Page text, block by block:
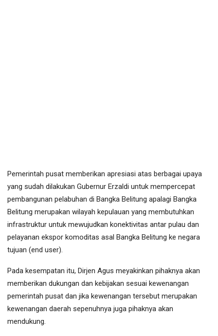
Pemerintah pusat memberikan apresiasi atas berbagai upaya
yang sudah dilakukan Gubernur Erzaldi untuk mempercepat
pembangunan pelabuhan di Bangka Belitung apalagi Bangka
Belitung merupakan wilayah kepulauan yang membutuhkan
infrastruktur untuk mewujudkan konektivitas antar pulau dan
pelayanan ekspor komoditas asal Bangka Belitung ke negara
tujuan (end user).
Pada kesempatan itu, Dirjen Agus meyakinkan pihaknya akan
memberikan dukungan dan kebijakan sesuai kewenangan
pemerintah pusat dan jika kewenangan tersebut merupakan
kewenangan daerah sepenuhnya juga pihaknya akan
mendukung.